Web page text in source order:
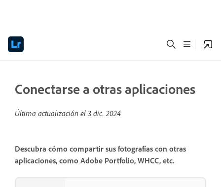
Conectarse a otras aplicaciones
Última actualización el 3 dic. 2024
Descubra cómo compartir sus fotografías con otras
aplicaciones, como Adobe Portfolio, WHCC, etc.